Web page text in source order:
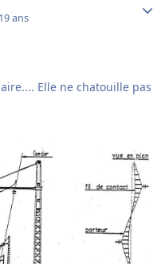
19 ans
Elle ne chatouille pas